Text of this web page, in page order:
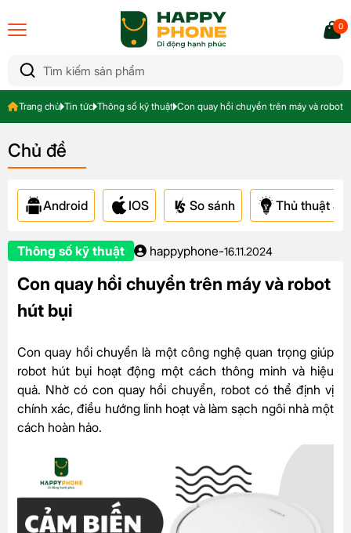
0
Trang chủ Tin tức Thông số kỹ thuật Con quay hồi chuyển trên máy và robot
Chủ đề
Android IOS So sánh Thủ thuật &
Thông số kỹ thuật happyphone-16.11.2024
Con quay hồi chuyển trên máy và robot
hút bụi
Con quay hồi chuyển là một công nghệ quan trọng giúp
robot hút bụi hoạt động một cách thông minh và hiệu
quả. Nhờ có con quay hồi chuyển, robot có thể định vị
chính xác, điều hướng linh hoạt và làm sạch ngôi nhà một
cách hoàn hảo.